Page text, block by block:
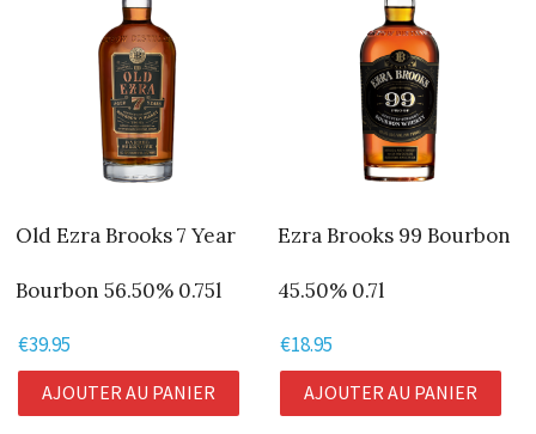
Old Ezra Brooks 7 Year
Bourbon 56.50% 0.75l
€39.95
AJOUTER AU PANIER
Ezra Brooks 99 Bourbon
45.50% 0.7l
€18.95
AJOUTER AU PANIER